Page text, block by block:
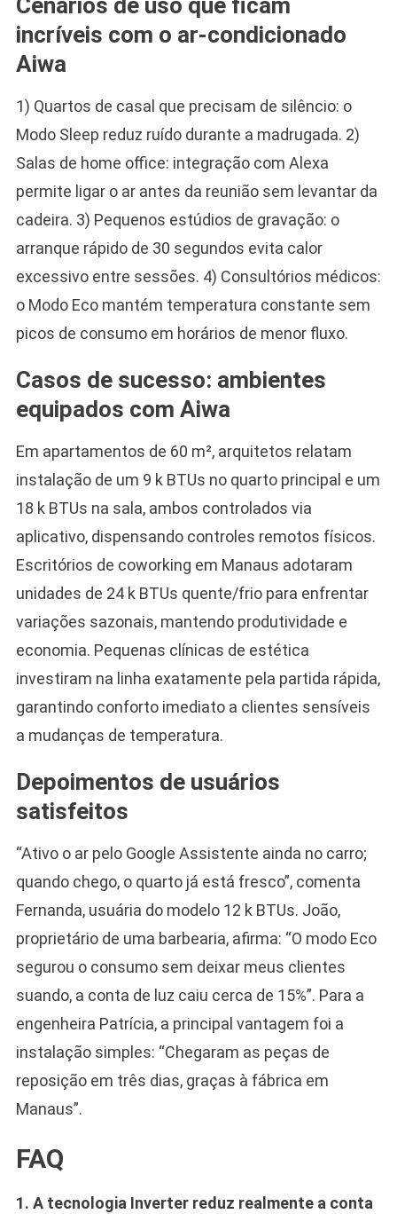
incríveis com o ar-condicionado
Aiwa
1) Quartos de casal que precisam de silêncio: o
Modo Sleep reduz ruído durante a madrugada. 2)
Salas de home office: integração com Alexa
permite ligar o ar antes da reunião sem levantar da
cadeira. 3) Pequenos estúdios de gravação: o
arranque rápido de 30 segundos evita calor
excessivo entre sessões. 4) Consultórios médicos:
o Modo Eco mantém temperatura constante sem
picos de consumo em horários de menor fluxo.
Casos de sucesso: ambientes
equipados com Aiwa
Em apartamentos de 60 m², arquitetos relatam
instalação de um 9 k BTUs no quarto principal e um
18 k BTUs na sala, ambos controlados via
aplicativo, dispensando controles remotos físicos.
Escritórios de coworking em Manaus adotaram
unidades de 24 k BTUs quente/frio para enfrentar
variações sazonais, mantendo produtividade e
economia. Pequenas clínicas de estética
investiram na linha exatamente pela partida rápida,
garantindo conforto imediato a clientes sensíveis
a mudanças de temperatura.
Depoimentos de usuários
satisfeitos
“Ativo o ar pelo Google Assistente ainda no carro;
quando chego, o quarto já está fresco”, comenta
Fernanda, usuária do modelo 12 k BTUs. João,
proprietário de uma barbearia, afirma: “O modo Eco
segurou o consumo sem deixar meus clientes
suando, a conta de luz caiu cerca de 15%”. Para a
engenheira Patrícia, a principal vantagem foi a
instalação simples: “Chegaram as peças de
reposição em três dias, graças à fábrica em
Manaus”.
FAQ
1. A tecnologia Inverter reduz realmente a conta